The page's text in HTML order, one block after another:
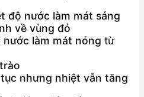
độ nước làm mát sáng
về vùng đỏ
nước làm mát nóng từ
nhưng nhiệt vẫn tăng